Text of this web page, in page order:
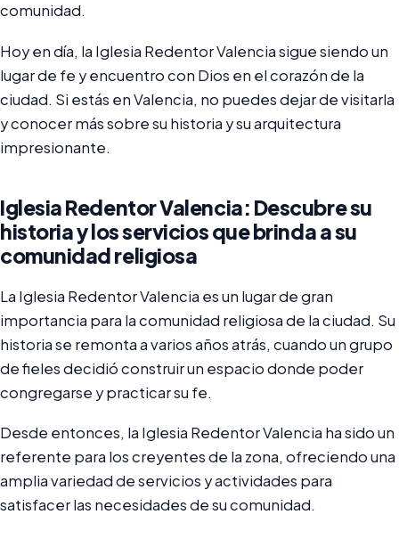
comunidad.
Hoy en día, la Iglesia Redentor Valencia sigue siendo un
lugar de fe y encuentro con Dios en el corazón de la
ciudad. Si estás en Valencia, no puedes dejar de visitarla
y conocer más sobre su historia y su arquitectura
impresionante.
Iglesia Redentor Valencia: Descubre su
historia y los servicios que brinda a su
comunidad religiosa
La Iglesia Redentor Valencia es un lugar de gran
importancia para la comunidad religiosa de la ciudad. Su
historia se remonta a varios años atrás, cuando un grupo
de fieles decidió construir un espacio donde poder
congregarse y practicar su fe.
Desde entonces, la Iglesia Redentor Valencia ha sido un
referente para los creyentes de la zona, ofreciendo una
amplia variedad de servicios y actividades para
satisfacer las necesidades de su comunidad.